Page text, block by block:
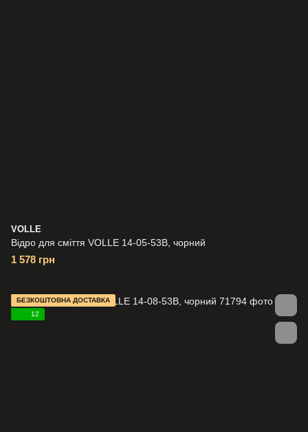
VOLLE
Відро для сміття VOLLE 14-05-53B, чорний
1 578 грн
БЕЗКОШТОВНА ДОСТАВКА
12